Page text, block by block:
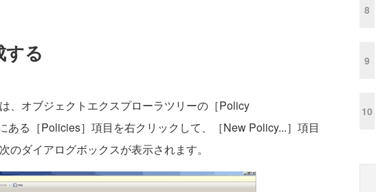
る
、オブジェクトエクスプローラツリーの［Policy
ある［Policies］項目を右クリックして、［New Policy...］項目
のダイアログボックスが表示されます。
8
9
10